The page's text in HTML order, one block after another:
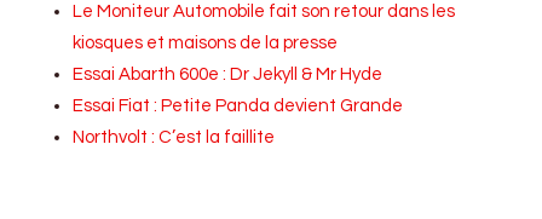
Le Moniteur Automobile fait son retour dans les
kiosques et maisons de la presse
Essai Abarth 600e : Dr Jekyll & Mr Hyde
Essai Fiat : Petite Panda devient Grande
Northvolt : C’est la faillite